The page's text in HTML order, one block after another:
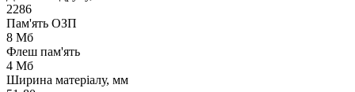
2286
Пам'ять ОЗП
8 Мб
Флеш пам'ять
4 Мб
Ширина матеріалу, мм